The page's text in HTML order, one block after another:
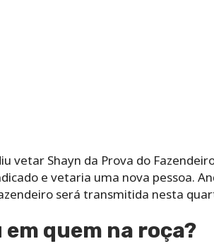
vetar Shayn da Prova do
e vetaria uma nova pessoa.
será transmitida nesta
quem na roça?